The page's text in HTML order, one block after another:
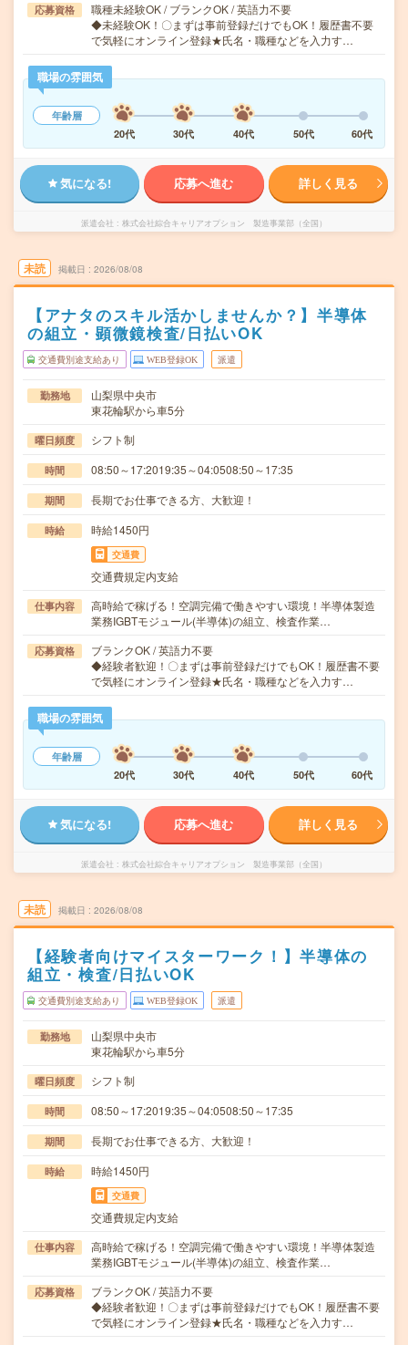
応募資格
職種未経験OK / ブランクOK / 英語力不要
◆未経験OK！〇まずは事前登録だけでもOK！履歴書不要
で気軽にオンライン登録★氏名・職種などを入力す…
職場の雰囲気
年齢層
20代
30代 40代 50代 60代
気になる! 応募へ進む 詳しく見る
派遣会社 株式会社綜合キャリアオプション 製造事業部（全国）
未読 掲載日 2026/08/08
【アナタのスキル活かしませんか？】半導体
の組立・顕微鏡検査/日払いOK
交通費別途支給あり WEB登録OK 派遣
勤務地
山梨県中央市
東花輪駅から車5分
曜日頻度 シフト制
時間 08:50～17:2019:35～04:0508:50～17:35
期間 長期でお仕事できる方、大歓迎！
時給 時給1450円
交通費
交通費規定内支給
仕事内容
高時給で稼げる！空調完備で働きやすい環境！半導体製造
業務IGBTモジュール(半導体)の組立、検査作業…
応募資格
ブランクOK / 英語力不要
◆経験者歓迎！〇まずは事前登録だけでもOK！履歴書不要
で気軽にオンライン登録★氏名・職種などを入力す…
職場の雰囲気
年齢層
20代
30代 40代 50代 60代
気になる! 応募へ進む 詳しく見る
派遣会社 株式会社綜合キャリアオプション 製造事業部（全国）
未読 掲載日 2026/08/08
【経験者向けマイスターワーク！】半導体の
組立・検査/日払いOK
交通費別途支給あり WEB登録OK 派遣
勤務地
山梨県中央市
東花輪駅から車5分
曜日頻度 シフト制
時間 08:50～17:2019:35～04:0508:50～17:35
期間 長期でお仕事できる方、大歓迎！
時給 時給1450円
交通費
交通費規定内支給
仕事内容
高時給で稼げる！空調完備で働きやすい環境！半導体製造
業務IGBTモジュール(半導体)の組立、検査作業…
応募資格
ブランクOK / 英語力不要
◆経験者歓迎！〇まずは事前登録だけでもOK！履歴書不要
で気軽にオンライン登録★氏名・職種などを入力す…